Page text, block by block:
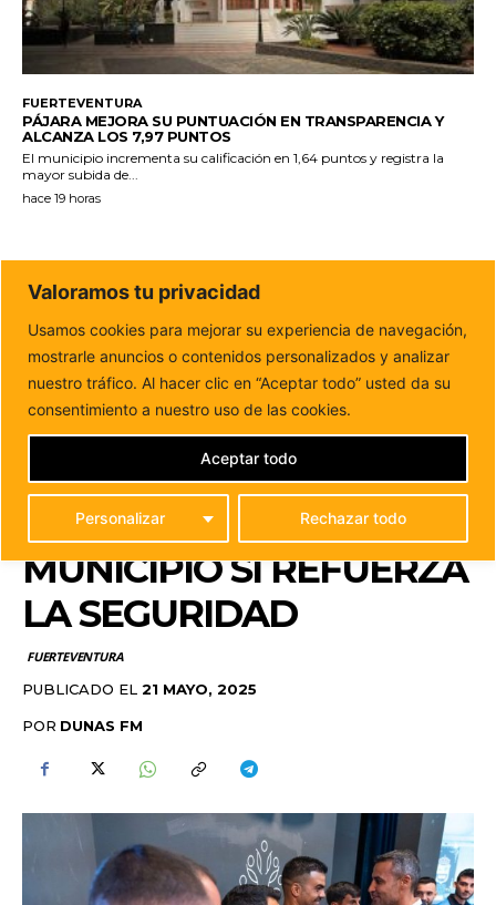
FUERTEVENTURA
PÁJARA MEJORA SU PUNTUACIÓN EN TRANSPARENCIA Y
ALCANZA LOS 7,97 PUNTOS
El municipio incrementa su calificación en 1,64 puntos y registra la
mayor subida de...
hace 19 horas